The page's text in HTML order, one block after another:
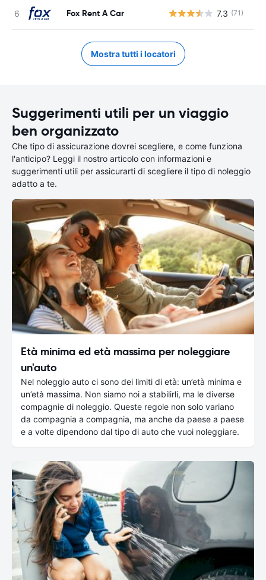
Fox Rent A Car 7.3 (71)
Mostra tutti i locatori
Suggerimenti utili per un viaggio
ben organizzato
Che tipo di assicurazione dovrei scegliere, e come funziona
l'anticipo? Leggi il nostro articolo con informazioni e
suggerimenti utili per assicurarti di scegliere il tipo di noleggio
adatto a te.
Età minima ed età massima per noleggiare
un'auto
Nel noleggio auto ci sono dei limiti di età: un’età minima e
un’età massima. Non siamo noi a stabilirli, ma le diverse
compagnie di noleggio. Queste regole non solo variano
da compagnia a compagnia, ma anche da paese a paese
e a volte dipendono dal tipo di auto che vuoi noleggiare.